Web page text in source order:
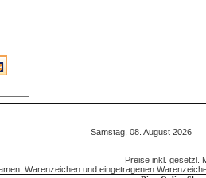
Samstag, 08. August
Preise inkl. gesetzl.
Warenzeichen und eingetragenen